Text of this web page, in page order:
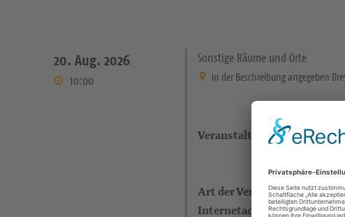
20. Aug. 2026
10:00
Sonstige Räume und Orte
in der Beschreibung angegeben
Veranstaltungsort
Art der Veranstaltung
Internetadresse